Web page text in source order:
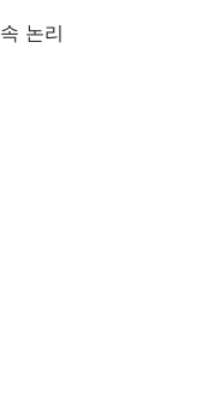
논리